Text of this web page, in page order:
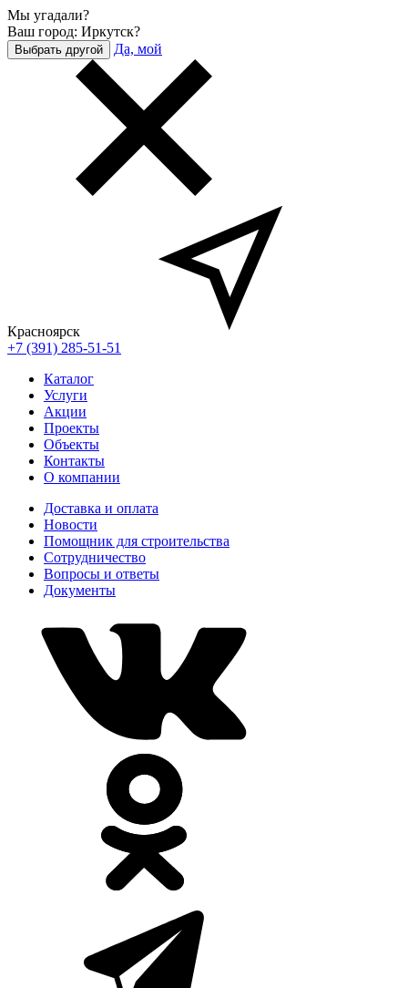
Мы угадали?
Ваш город: Иркутск?
Выбрать другой Да, мой
Красноярск
+7 (391) 285-51-51
Каталог
Услуги
Акции
Проекты
Объекты
Контакты
О компании
Доставка и оплата
Новости
Помощник для строительства
Сотрудничество
Вопросы и ответы
Документы